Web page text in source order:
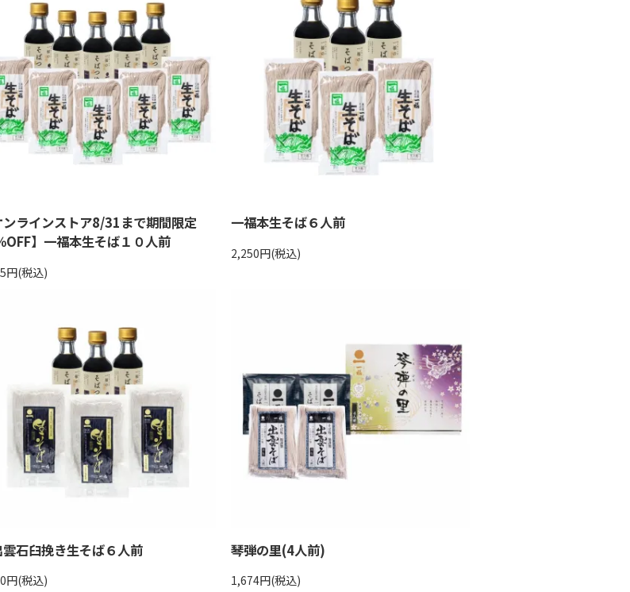
ンラインストア8/31まで期間限定
OFF】一福本生そば１０人前
円(税込)
一福本生そば６人前
2,250円(税込)
石臼挽き生そば６人前
円(税込)
琴弾の里(4人前)
1,674円(税込)